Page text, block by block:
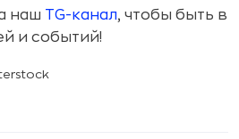
наш TG-канал, чтобы быть в
и событий!